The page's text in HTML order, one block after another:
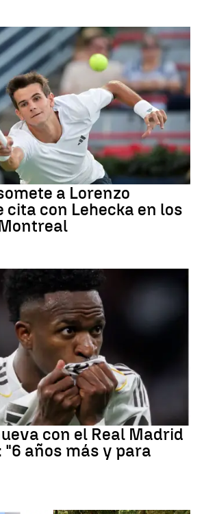
a Lorenzo
cita con Lehecka en los
con el Real Madrid
años más y para